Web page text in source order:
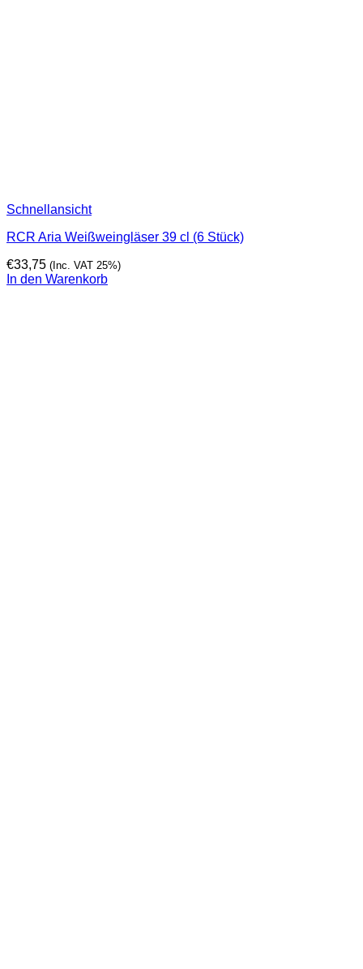
Schnellansicht
RCR Aria Weißweingläser 39 cl (6 Stück)
€33,75 (Inc. VAT 25%)
In den Warenkorb